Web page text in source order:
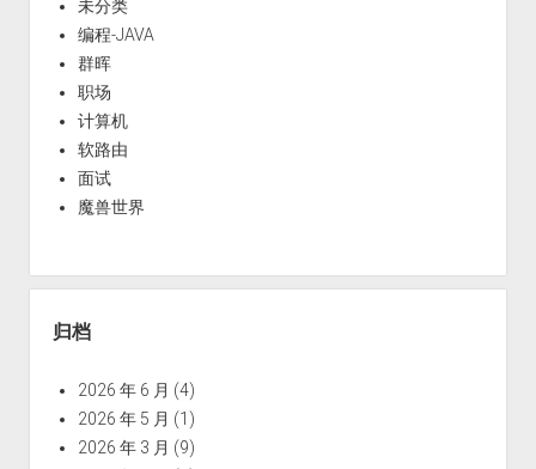
未分类
编程-JAVA
群晖
职场
计算机
软路由
面试
魔兽世界
归档
2026 年 6 月 (4)
2026 年 5 月 (1)
2026 年 3 月 (9)